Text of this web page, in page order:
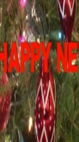
Αρθρα
– Ads
Arts-
Square